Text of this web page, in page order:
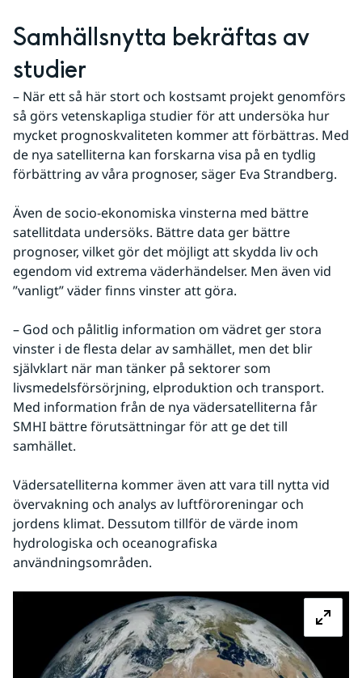
Samhällsnytta bekräftas av
studier
– När ett så här stort och kostsamt projekt genomförs
så görs vetenskapliga studier för att undersöka hur
mycket prognoskvaliteten kommer att förbättras. Med
de nya satelliterna kan forskarna visa på en tydlig
förbättring av våra prognoser, säger Eva Strandberg.
Även de socio-ekonomiska vinsterna med bättre
satellitdata undersöks. Bättre data ger bättre
prognoser, vilket gör det möjligt att skydda liv och
egendom vid extrema väderhändelser. Men även vid
”vanligt” väder finns vinster att göra.
– God och pålitlig information om vädret ger stora
vinster i de flesta delar av samhället, men det blir
självklart när man tänker på sektorer som
livsmedelsförsörjning, elproduktion och transport.
Med information från de nya vädersatelliterna får
SMHI bättre förutsättningar för att ge det till
samhället.
Vädersatelliterna kommer även att vara till nytta vid
övervakning och analys av luftföroreningar och
jordens klimat. Dessutom tillför de värde inom
hydrologiska och oceanografiska
användningsområden.